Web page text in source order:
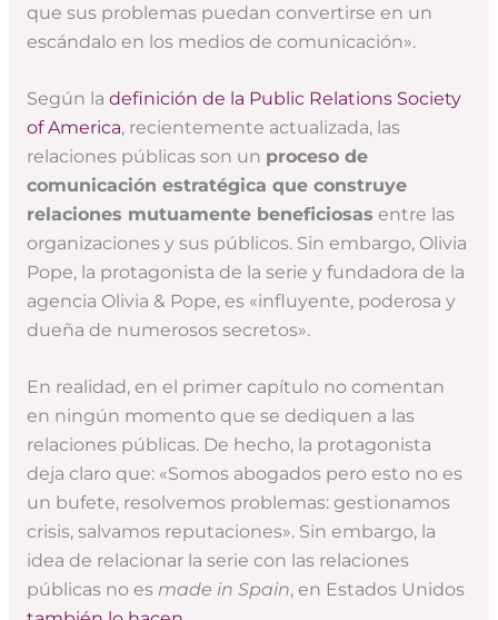
que sus problemas puedan convertirse en un
escándalo en los medios de comunicación».
Según la definición de la Public Relations Society
of America, recientemente actualizada, las
relaciones públicas son un proceso de
comunicación estratégica que construye
relaciones mutuamente beneficiosas entre las
organizaciones y sus públicos. Sin embargo, Olivia
Pope, la protagonista de la serie y fundadora de la
agencia Olivia & Pope, es «influyente, poderosa y
dueña de numerosos secretos».
En realidad, en el primer capítulo no comentan
en ningún momento que se dediquen a las
relaciones públicas. De hecho, la protagonista
deja claro que: «Somos abogados pero esto no es
un bufete, resolvemos problemas: gestionamos
crisis, salvamos reputaciones». Sin embargo, la
idea de relacionar la serie con las relaciones
públicas no es made in Spain, en Estados Unidos